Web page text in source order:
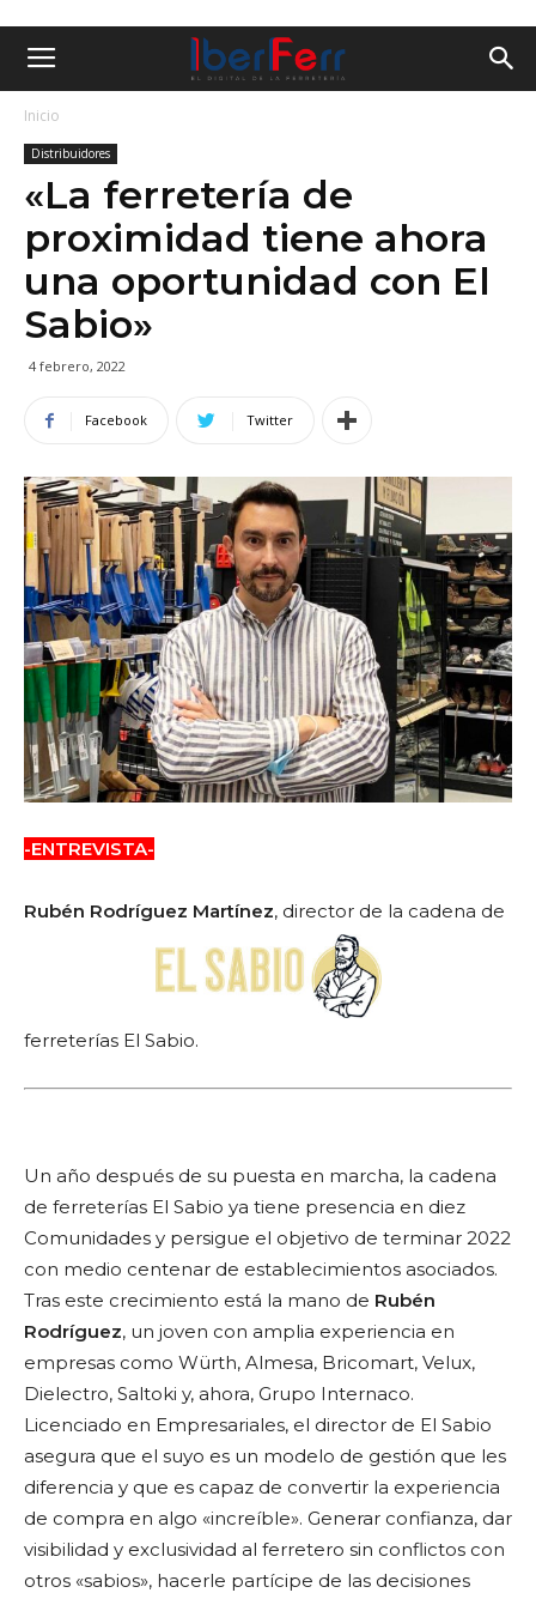
Inicio
Distribuidores
«La ferretería de
proximidad tiene ahora
una oportunidad con El
Sabio»
4 febrero, 2022
Facebook Twitter
-ENTREVISTA-
Rubén Rodríguez Martínez, director de la cadena de
ferreterías El Sabio.
Un año después de su puesta en marcha, la cadena
de ferreterías El Sabio ya tiene presencia en diez
Comunidades y persigue el objetivo de terminar 2022
con medio centenar de establecimientos asociados.
Tras este crecimiento está la mano de Rubén
Rodríguez, un joven con amplia experiencia en
empresas como Würth, Almesa, Bricomart, Velux,
Dielectro, Saltoki y, ahora, Grupo Internaco.
Licenciado en Empresariales, el director de El Sabio
asegura que el suyo es un modelo de gestión que les
diferencia y que es capaz de convertir la experiencia
de compra en algo «increíble». Generar confianza, dar
visibilidad y exclusividad al ferretero sin conflictos con
otros «sabios», hacerle partícipe de las decisiones